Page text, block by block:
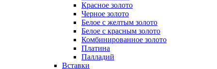
Красное золото
Черное золото
Белое с желтым золото
Белое с красным золото
Комбинированное золото
Платина
Палладий
Вставки